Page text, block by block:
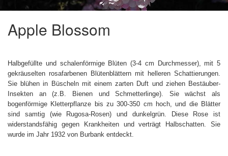
Apple Blossom
Halbgefüllte und schalenförmige Blüten (3-4 cm Durchmesser), mit 5
gekräuselten rosafarbenen Blütenblättern mit helleren Schattierungen.
Sie blühen in Büscheln mit einem zarten Duft und ziehen Bestäuber-
Insekten an (z.B. Bienen und Schmetterlinge). Sie wächst als
bogenförmige Kletterpflanze bis zu 300-350 cm hoch, und die Blätter
sind samtig (wie Rugosa-Rosen) und dunkelgrün. Diese Rose ist
widerstandsfähig gegen Krankheiten und verträgt Halbschatten. Sie
wurde im Jahr 1932 von Burbank entdeckt.